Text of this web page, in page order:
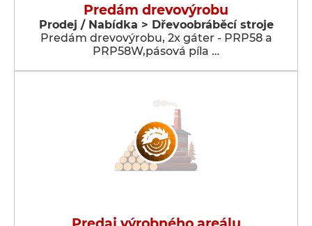
Predám drevovýrobu
Prodej / Nabídka > Dřevoobráběcí stroje
Predám drevovýrobu, 2x gáter - PRP58 a
PRP58W,pásová píla …